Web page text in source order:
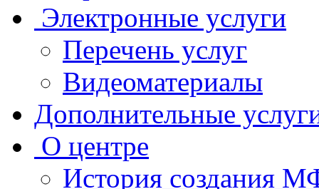
Электронные услуги
Перечень услуг
Видеоматериалы
Дополнительные
О центре
История создания